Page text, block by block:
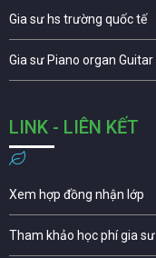
Gia sư hs trường quốc tế
Gia sư Piano organ Guitar
LINK - LIÊN KẾT
Xem hợp đồng nhận lớp
Tham khảo học phí gia sư